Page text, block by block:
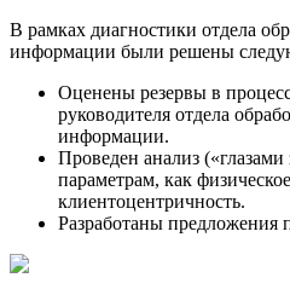
В рамках диагностики отдела
информации были решены
Оценены резервы в
руководителя отдела
информации.
Проведен анализ («глазами
параметрам, как
клиентоцентричность.
Разработаны предложения